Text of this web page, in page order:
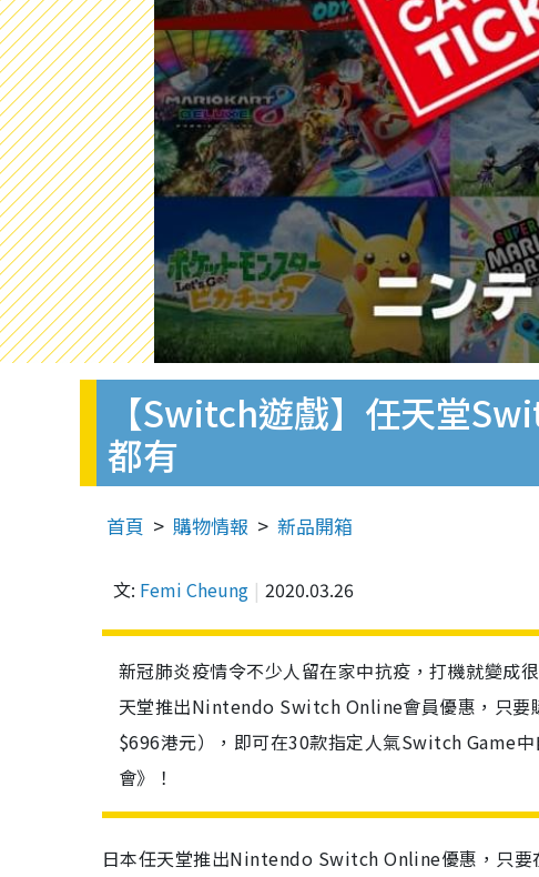
【Switch遊戲】任天堂
都有
首頁 購物情報 新品開箱
文: Femi Cheung 2020.03.26
新冠肺炎疫情令不少人留在家中抗疫，打機就變成
天堂推出Nintendo Switch Online會員優惠，只
$696港元），即可在30款指定人氣Switch Game
會》！
日本任天堂推出Nintendo Switch Online優惠，只要